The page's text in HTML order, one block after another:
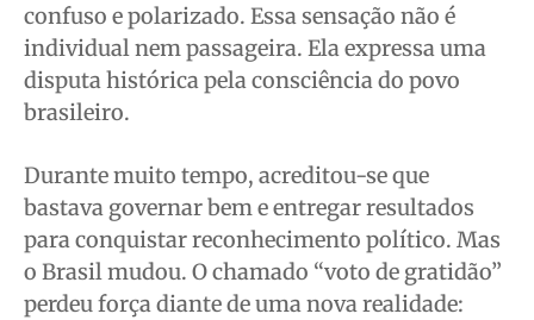
Expediente
Contato
Anuncie
Termos de Uso
Privacidade
Expediente
Contato
Anuncie
Termos de Uso
Privacidade
Expediente
Contato
Anuncie
Termos de Uso
Privacidade
Expediente
Contato
Anuncie
Termos de Uso
Privacidade
confuso e polarizado. Essa sensação não é
individual nem passageira. Ela expressa uma
disputa histórica pela consciência do povo
brasileiro.
Durante muito tempo, acreditou-se que
bastava governar bem e entregar resultados
para conquistar reconhecimento político. Mas
o Brasil mudou. O chamado “voto de gratidão”
perdeu força diante de uma nova realidade: